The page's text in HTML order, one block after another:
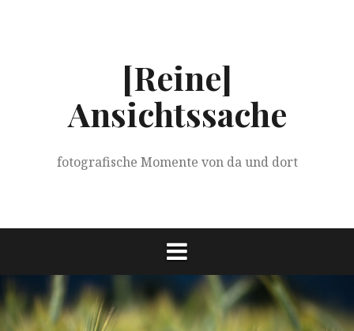
[Reine]
Ansichtssache
fotografische Momente von da und dort